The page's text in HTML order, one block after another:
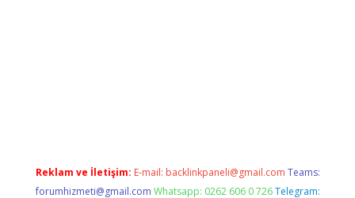
Reklam ve İletişim: E-mail: backlinkpaneli@gmail.com Teams:
forumhizmeti@gmail.com Whatsapp: 0262 606 0 726 Telegram: